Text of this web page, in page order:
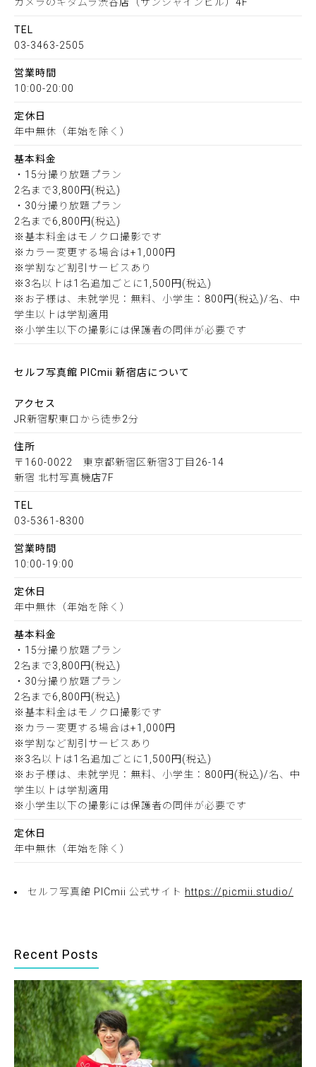
TEL
03-3463-2505
営業時間
10:00-20:00
定休日
年中無休（年始を除く）
基本料金
・15分撮り放題プラン
2名まで3,800円(税込)
・30分撮り放題プラン
2名まで6,800円(税込)
※基本料金はモノクロ撮影です
※カラー変更する場合は+1,000円
※学割など割引サービスあり
※3名以上は1名追加ごとに1,500円(税込)
※お子様は、未就学児：無料、小学生：800円(税込)/名、中
学生以上は学割適用
※小学生以下の撮影には保護者の同伴が必要です
セルフ写真館 PICmii 新宿店について
アクセス
JR新宿駅東口から徒歩2分
住所
〒160-0022 東京都新宿区新宿3丁目26-14
新宿 北村写真機店7F
TEL
03-5361-8300
営業時間
10:00-19:00
定休日
年中無休（年始を除く）
基本料金
・15分撮り放題プラン
2名まで3,800円(税込)
・30分撮り放題プラン
2名まで6,800円(税込)
※基本料金はモノクロ撮影です
※カラー変更する場合は+1,000円
※学割など割引サービスあり
※3名以上は1名追加ごとに1,500円(税込)
※お子様は、未就学児：無料、小学生：800円(税込)/名、中
学生以上は学割適用
※小学生以下の撮影には保護者の同伴が必要です
定休日
年中無休（年始を除く）
セルフ写真館 PICmii 公式サイト https://picmii.studio/
Recent Posts